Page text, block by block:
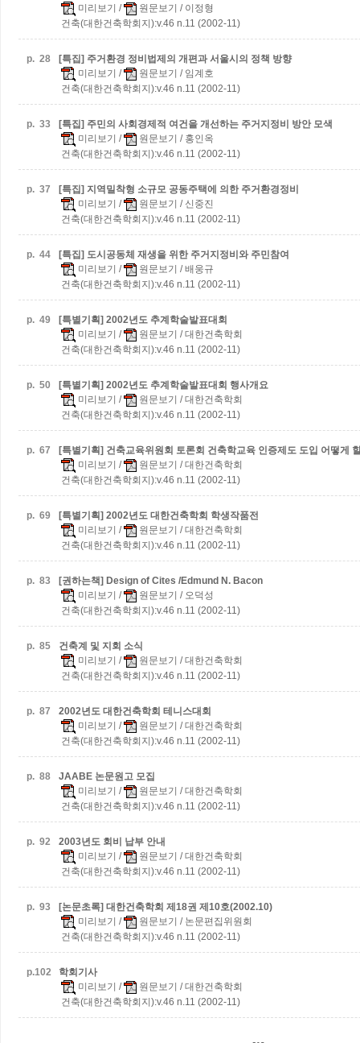
미리보기 / 원문보기 / 이정형
건축(대한건축학회지):v.46 n.11 (2002-11)
p. 28
[특집] 주거환경 정비법제의 개편과 서울시의 정책 방향
미리보기 / 원문보기 / 임계호
건축(대한건축학회지):v.46 n.11 (2002-11)
p. 33
[특집] 주민의 사회경제적 여건을 개선하는 주거지정비 방안 모색
미리보기 / 원문보기 / 홍인옥
건축(대한건축학회지):v.46 n.11 (2002-11)
p. 37
[특집] 지역밀착형 소규모 공동주택에 의한 주거환경정비
미리보기 / 원문보기 / 신중진
건축(대한건축학회지):v.46 n.11 (2002-11)
p. 44
[특집] 도시공동체 재생을 위한 주거지정비와 주민참여
미리보기 / 원문보기 / 배웅규
건축(대한건축학회지):v.46 n.11 (2002-11)
p. 49
[특별기획] 2002년도 추계학술발표대회
미리보기 / 원문보기 / 대한건축학회
건축(대한건축학회지):v.46 n.11 (2002-11)
p. 50
[특별기획] 2002년도 추계학술발표대회 행사개요
미리보기 / 원문보기 / 대한건축학회
건축(대한건축학회지):v.46 n.11 (2002-11)
p. 67 [특별기획] 건축교육위원회 토론회 건축학교육 인증제도 도입 어떻게
미리보기 / 원문보기 / 대한건축학회
건축(대한건축학회지):v.46 n.11 (2002-11)
p. 69
[특별기획] 2002년도 대한건축학회 학생작품전
미리보기 / 원문보기 / 대한건축학회
건축(대한건축학회지):v.46 n.11 (2002-11)
p. 83
[권하는책] Design of Cites /Edmund N. Bacon
미리보기 / 원문보기 / 오덕성
건축(대한건축학회지):v.46 n.11 (2002-11)
p. 85
건축계 및 지회 소식
미리보기 / 원문보기 / 대한건축학회
건축(대한건축학회지):v.46 n.11 (2002-11)
p. 87
2002년도 대한건축학회 테니스대회
미리보기 / 원문보기 / 대한건축학회
건축(대한건축학회지):v.46 n.11 (2002-11)
p. 88
JAABE 논문원고 모집
미리보기 / 원문보기 / 대한건축학회
건축(대한건축학회지):v.46 n.11 (2002-11)
p. 92
2003년도 회비 납부 안내
미리보기 / 원문보기 / 대한건축학회
건축(대한건축학회지):v.46 n.11 (2002-11)
p. 93
[논문초록] 대한건축학회 제18권 제10호(2002.10)
미리보기 / 원문보기 / 논문편집위원회
건축(대한건축학회지):v.46 n.11 (2002-11)
p.102
학회기사
미리보기 / 원문보기 / 대한건축학회
건축(대한건축학회지):v.46 n.11 (2002-11)